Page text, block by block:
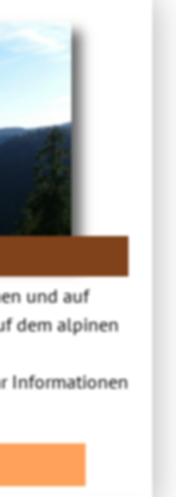
und auf
dem alpinen
Informationen